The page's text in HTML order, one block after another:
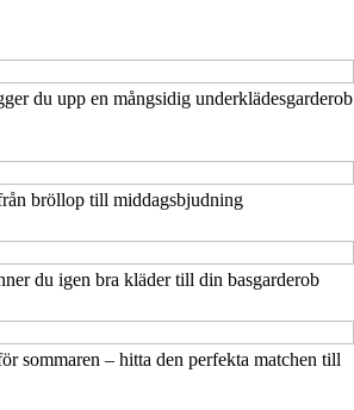
du upp en mångsidig underklädesgarderob
bröllop till middagsbjudning
du igen bra kläder till din basgarderob
sommaren – hitta den perfekta matchen till